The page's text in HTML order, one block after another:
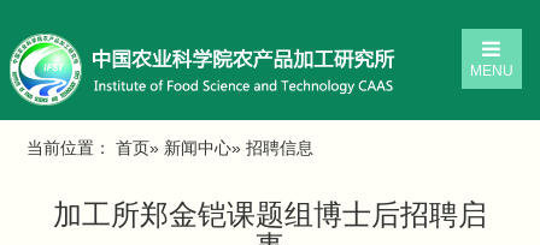
MENU
当前位置：首页» 新闻中心» 招聘信息
加工所郑金铠课题组博士后招聘启